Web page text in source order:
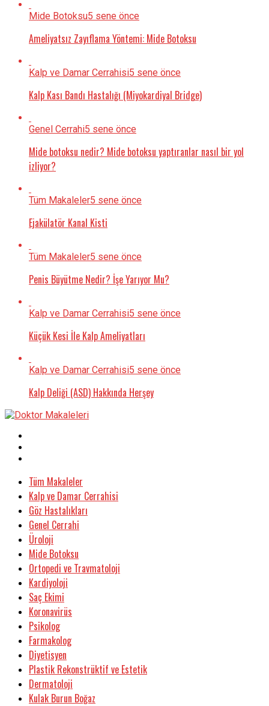
Mide Botoksu5 sene önce
Ameliyatsız Zayıflama Yöntemi: Mide Botoksu
Kalp ve Damar Cerrahisi5 sene önce
Kalp Kası Bandı Hastalığı (Miyokardiyal Bridge)
Genel Cerrahi5 sene önce
Mide botoksu nedir? Mide botoksu yaptıranlar nasıl bir yol
izliyor?
Tüm Makaleler5 sene önce
Ejakülatör Kanal Kisti
Tüm Makaleler5 sene önce
Penis Büyütme Nedir? İşe Yarıyor Mu?
Kalp ve Damar Cerrahisi5 sene önce
Küçük Kesi İle Kalp Ameliyatları
Kalp ve Damar Cerrahisi5 sene önce
Kalp Deliği (ASD) Hakkında Herşey
Tüm Makaleler
Kalp ve Damar Cerrahisi
Göz Hastalıkları
Genel Cerrahi
Üroloji
Mide Botoksu
Ortopedi ve Travmatoloji
Kardiyoloji
Saç Ekimi
Koronavirüs
Psikolog
Farmakolog
Diyetisyen
Plastik Rekonstrüktif ve Estetik
Dermatoloji
Kulak Burun Boğaz